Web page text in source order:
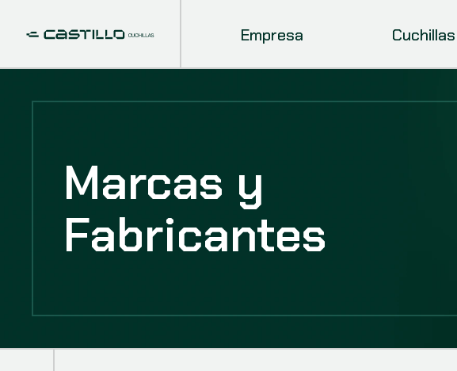
Empresa Cuchillas
Marcas y
Fabricantes